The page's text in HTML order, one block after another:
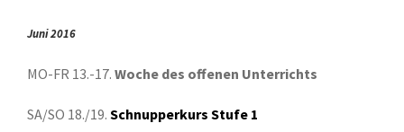
Juni 2016
MO-FR 13.-17. Woche des offenen Unterrichts
SA/SO 18./19. Schnupperkurs Stufe 1